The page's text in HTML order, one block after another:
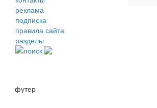
реклама
подписка
правила сайта
разделы
поиск
футер